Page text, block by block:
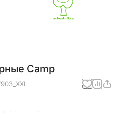
Camp